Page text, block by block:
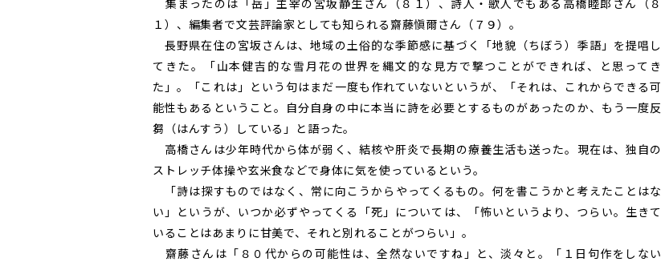
集まったのは「岳」主宰の宮坂静生さん（８１）、詩人・歌人でもある高橋睦郎さん（８
１）、編集者で文芸評論家としても知られる齋藤愼爾さん（７９）。
長野県在住の宮坂さんは、地域の土俗的な季節感に基づく「地貌（ちぼう）季語」を提唱し
てきた。「山本健吉的な雪月花の世界を縄文的な見方で撃つことができれば、と思ってき
た」。「これは」という句はまだ一度も作れていないというが、「それは、これからできる可
能性もあるということ。自分自身の中に本当に詩を必要とするものがあったのか、もう一度反
芻（はんすう）している」と語った。
高橋さんは少年時代から体が弱く、結核や肝炎で長期の療養生活も送った。現在は、独自の
ストレッチ体操や玄米食などで身体に気を使っているという。
「詩は探すものではなく、常に向こうからやってくるもの。何を書こうかと考えたことはな
い」というが、いつか必ずやってくる「死」については、「怖いというより、つらい。生きて
いることはあまりに甘美で、それと別れることがつらい」。
齋藤さんは「８０代からの可能性は、全然ないですね」と、淡々と。「１日句作をしない